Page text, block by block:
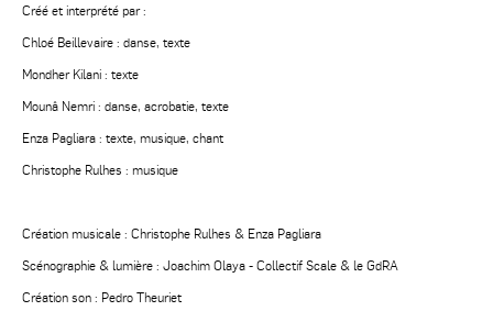
Créé et interprété par :
Chloé Beillevaire : danse, texte
Mondher Kilani : texte
Mounâ Nemri : danse, acrobatie, texte
Enza Pagliara : texte, musique, chant
Christophe Rulhes : musique
Création musicale : Christophe Rulhes & Enza Pagliara
Scénographie & lumière : Joachim Olaya - Collectif Scale & le GdRA
Création son : Pedro Theuriet